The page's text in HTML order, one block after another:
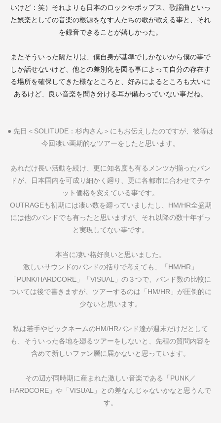
いけど：笑）それよりも日本のロックやポップス、歌謡曲といっ
た娯楽としての音楽の根源をなす人たちの歌が歌える事と、それ
を録音できることが嬉しかった。
またそういった隔たりは、僕自身が基準でしかないから僕の事で
しか話せないけど、他との差別化を図る事によって自分の存在す
る場所を確保してきた様なところと、好みによるところも大いに
あるけど、良い音楽を聞き分ける耳が備わっていない事だね。
● 先日＜ SOLITUDE ：杉内さん＞にもお伝えしたのですが、彼等は
今回凄い画期的なツアーをしたと思います。
あれだけ長い活動を続け、更に知名度も有るメンツが揃ったバン
ドが、日本国内を可成り細かく廻り、更に各都市に合わせてチケ
ット価格を変えている事です。
OUTRAGEも初期には凄い数を廻っていましたし、 HM/HR全盛期
には他のバンドでも有ったと思いますが、それ以降の数十年ずっ
と実現してない事です。
本当に凄い格好良いと思いました。
激しいサウンドのバンドの括りで考えても、「 HM/HR 」
「 PUNK/HARDCORE 」「 VISUAL 」の３つで、バンド数の比較に
ついては後で書きますが、ツアーするのは「 HM/HR 」が圧倒的に
少ないと思います。
私は若手やビックネームのHM/HRバンド達が週末だけだとして
も、そういった各地を廻るツアーをしないと、先程の質問内容を
含めて新しいファン層に届かないと思っています。
その辺が同時期に産まれた激しい音楽である「 PUNK／
HARDCORE 」や「 VISUAL 」との差なんじゃないかなと思うんで
す。